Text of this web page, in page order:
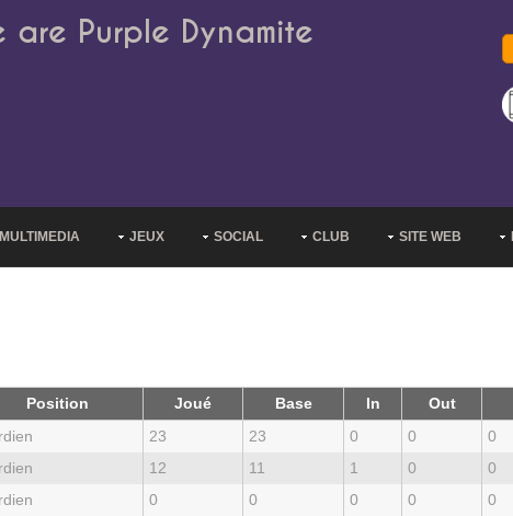
Purple Dynamite
MULTIMEDIA JEUX SOCIAL CLUB SITE WEB
Position Joué Base In
Out
23 23 0 0
0
12 11 1 0
0
0 0 0 0
0